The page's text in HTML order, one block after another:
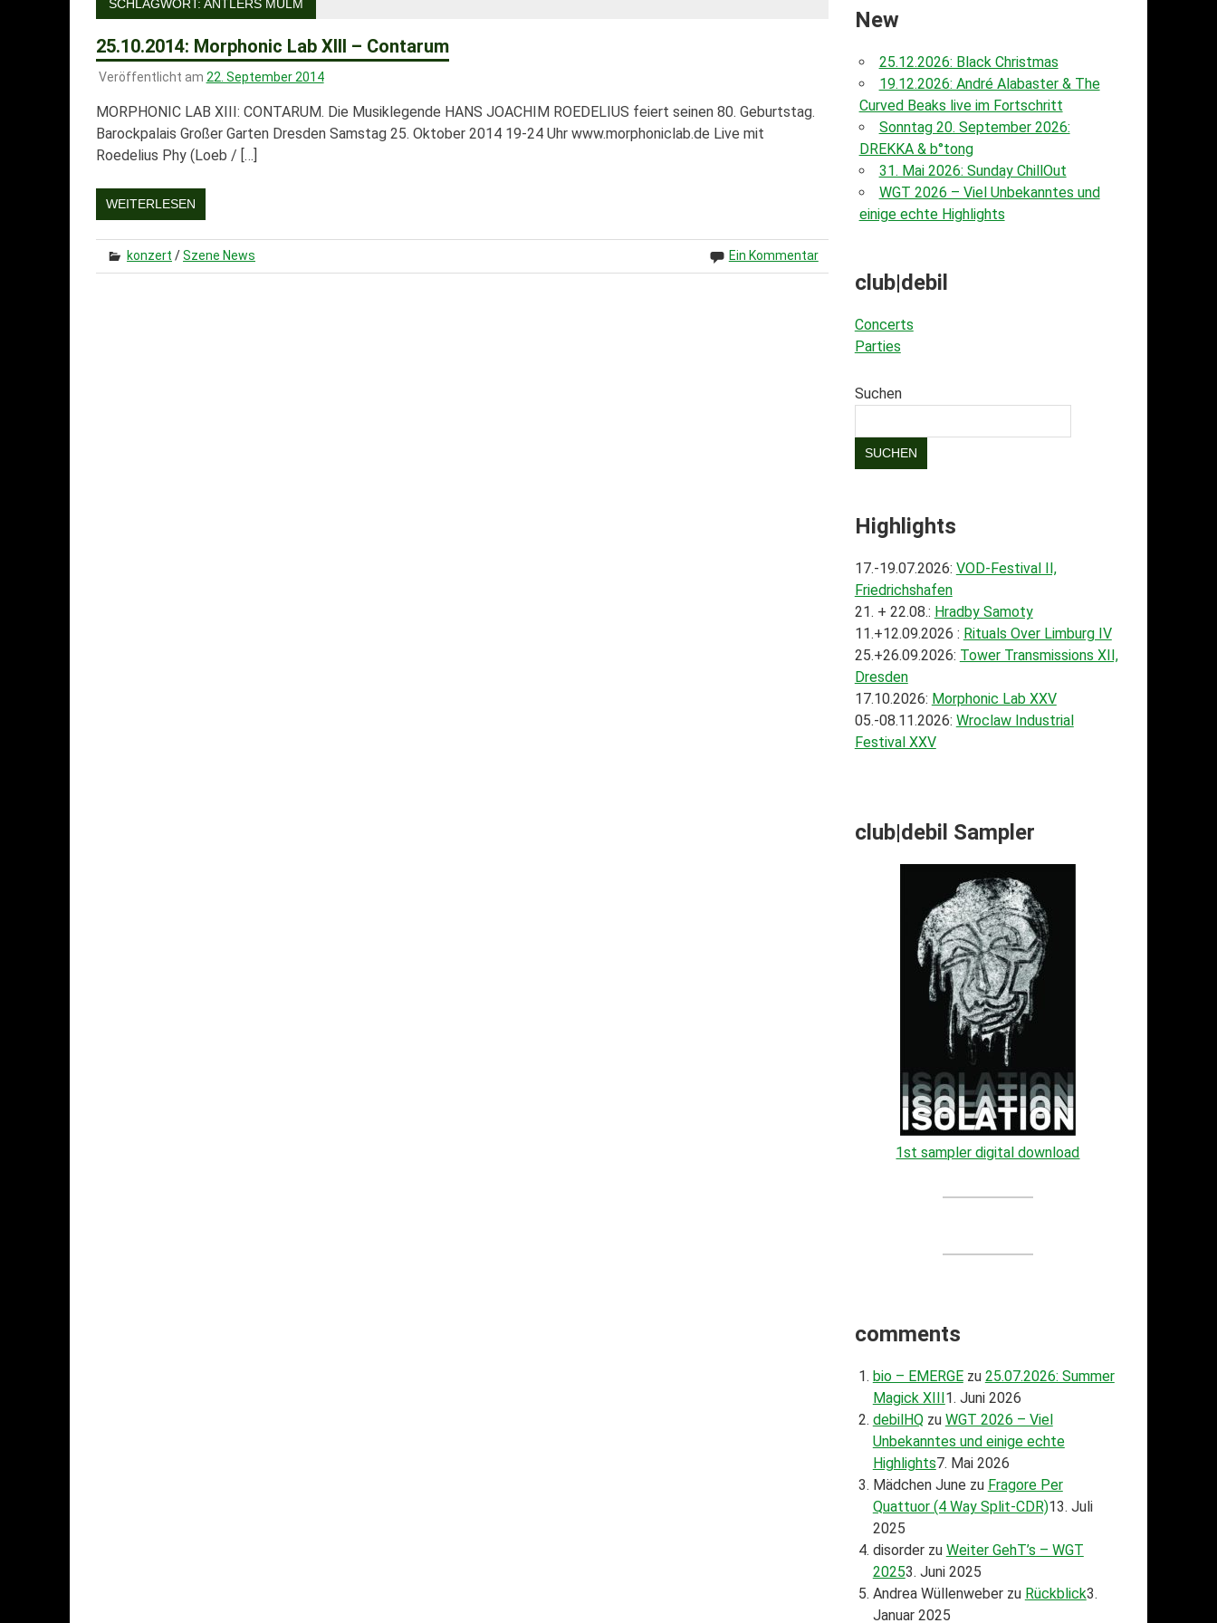
SCHLAGWORT: ANTLERS MULM
25.10.2014: Morphonic Lab XIII – Contarum
Veröffentlicht am 22. September 2014
MORPHONIC LAB XIII: CONTARUM. Die Musiklegende HANS JOACHIM ROEDELIUS feiert seinen 80. Geburtstag.
Barockpalais Großer Garten Dresden Samstag 25. Oktober 2014 19-24 Uhr www.morphoniclab.de Live mit
Roedelius Phy (Loeb / […]
WEITERLESEN
konzert /Szene News Ein Kommentar
New
25.12.2026: Black Christmas
19.12.2026: André Alabaster & The
Curved Beaks live im Fortschritt
Sonntag 20. September 2026:
DREKKA & b°tong
31. Mai 2026: Sunday ChillOut
WGT 2026 – Viel Unbekanntes und
einige echte Highlights
club|debil
Concerts
Parties
Suchen
SUCHEN
Highlights
17.-19.07.2026: VOD-Festival II,
Friedrichshafen
21. + 22.08.: Hradby Samoty
11.+12.09.2026 : Rituals Over Limburg IV
25.+26.09.2026: Tower Transmissions XII,
Dresden
17.10.2026: Morphonic Lab XXV
05.-08.11.2026: Wroclaw Industrial
Festival XXV
club|debil Sampler
1st sampler digital download
comments
bio – EMERGEzu 25.07.2026: Summer
Magick XIII1. Juni 2026
debilHQzu WGT 2026 – Viel
Unbekanntes und einige echte
Highlights7. Mai 2026
Mädchen June zu Fragore Per
Quattuor (4 Way Split-CDR)13. Juli
2025
disorderzu Weiter GehT’s – WGT
20253. Juni 2025
Andrea Wüllenweberzu Rückblick3.
Januar 2025